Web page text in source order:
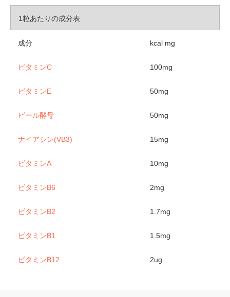
1粒あたりの成分表
成分 kcal mg
ビタミンC 100mg
ビタミンE 50mg
ビール酵母 50mg
ナイアシン(VB3) 15mg
ビタミンA 10mg
ビタミンB6 2mg
ビタミンB2 1.7mg
ビタミンB1 1.5mg
ビタミンB12 2ug